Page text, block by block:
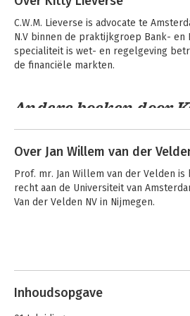
Europese contractenrecht. Hij heeft
gebied van het bank- en effectenrecht
op zijn naam staan.
A Bank's Duty of
C.W.M. Lieverse is advocate te
N.V binnen de praktijkgroep Bank- en
specialiteit is wet- en regelgeving
de financiële markten.
Andere boeken door
Zorgplicht in de
financiële sector
Over Jan Willem van der
Prof. mr. Jan Willem van der Velden
recht aan de Universiteit van
Van der Velden NV in Nijmegen.
Inhoudsopgave